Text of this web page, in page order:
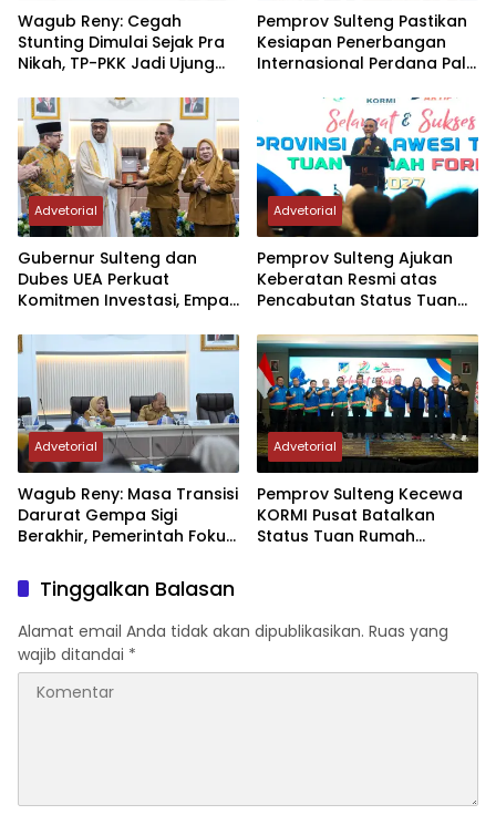
Wagub Reny: Cegah
Stunting Dimulai Sejak Pra
Nikah, TP-PKK Jadi Ujung
Pemprov Sulteng Pastikan
Kesiapan Penerbangan
Internasional Perdana Palu
Advetorial
Gubernur Sulteng dan
Dubes UEA Perkuat
Komitmen Investasi, Empat
Advetorial
Pemprov Sulteng Ajukan
Keberatan Resmi atas
Pencabutan Status Tuan
2027
Advetorial
Wagub Reny: Masa Transisi
Darurat Gempa Sigi
Berakhir, Pemerintah Fokus
Advetorial
Pemprov Sulteng Kecewa
KORMI Pusat Batalkan
Status Tuan Rumah
Tinggalkan Balasan
Alamat email Anda tidak akan dipublikasikan. Ruas yang
wajib ditandai *